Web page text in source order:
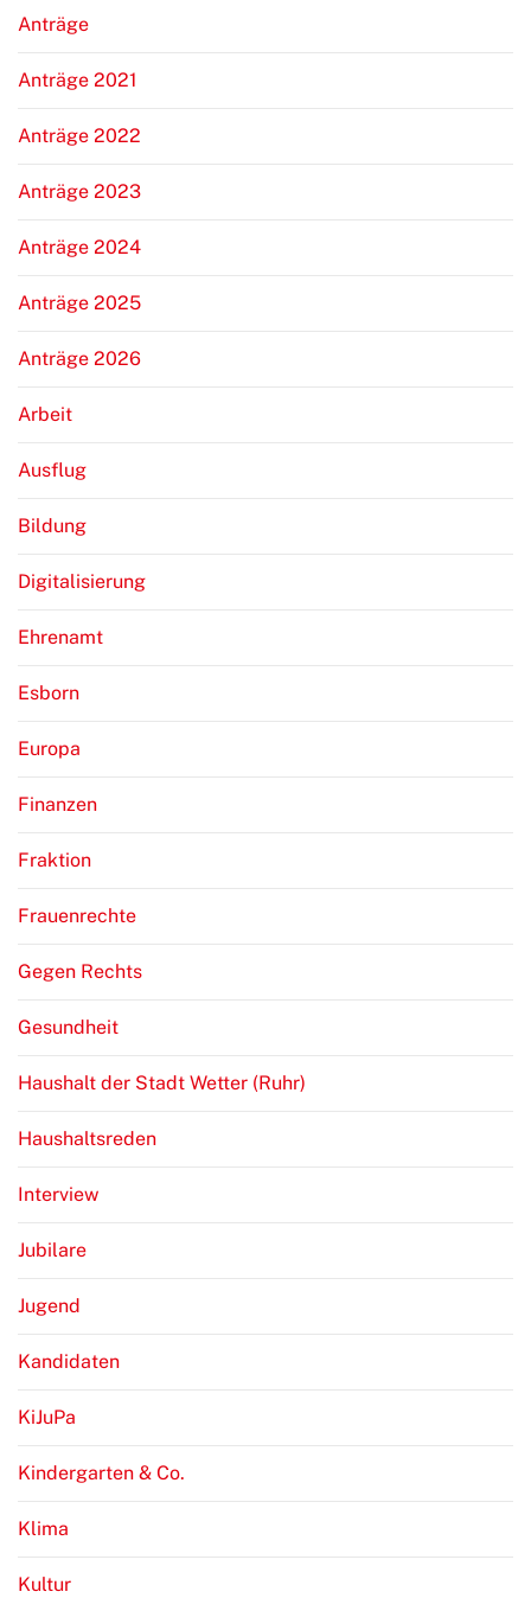
Anträge
Anträge 2021
Anträge 2022
Anträge 2023
Anträge 2024
Anträge 2025
Anträge 2026
Arbeit
Ausflug
Bildung
Digitalisierung
Ehrenamt
Esborn
Europa
Finanzen
Fraktion
Frauenrechte
Gegen Rechts
Gesundheit
Haushalt der Stadt Wetter (Ruhr)
Haushaltsreden
Interview
Jubilare
Jugend
Kandidaten
KiJuPa
Kindergarten & Co.
Klima
Kultur